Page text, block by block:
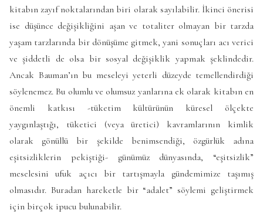
kitabın zayıf noktalarından biri olarak sayılabilir. İkinci önerisi
ise düşünce değişikliğini aşan ve totaliter olmayan bir tarzda
yaşam tarzlarında bir dönüşüme gitmek, yani sonuçları acı verici
ve şiddetli de olsa bir sosyal değişiklik yapmak şeklindedir.
Ancak Bauman’ın bu meseleyi yeterli düzeyde temellendirdiği
söylenemez. Bu olumlu ve olumsuz yanlarına ek olarak kitabın en
önemli katkısı -tüketim kültürünün küresel ölçekte
yaygınlaştığı, tüketici (veya üretici) kavramlarının kimlik
olarak gönüllü bir şekilde benimsendiği, özgürlük adına
eşitsizliklerin pekiştiği- günümüz dünyasında, “eşitsizlik”
meselesini ufuk açıcı bir tartışmayla gündemimize taşımış
olmasıdır. Buradan hareketle bir “adalet” söylemi geliştirmek
için birçok ipucu bulunabilir.